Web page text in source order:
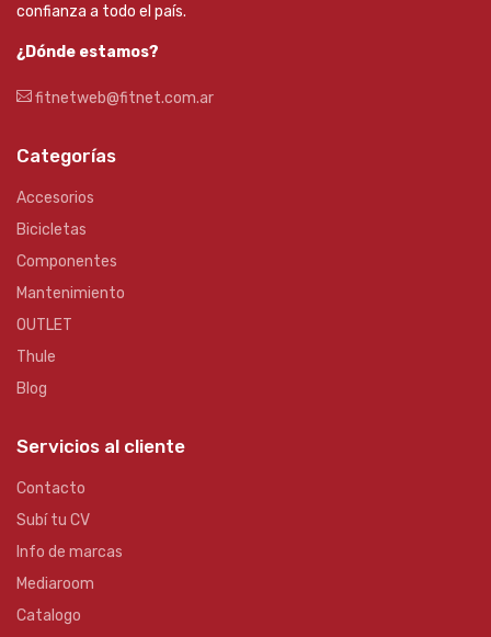
confianza a todo el país.
¿Dónde estamos?
fitnetweb@fitnet.com.ar
Categorías
Accesorios
Bicicletas
Componentes
Mantenimiento
OUTLET
Thule
Blog
Servicios al cliente
Contacto
Subí tu CV
Info de marcas
Mediaroom
Catalogo